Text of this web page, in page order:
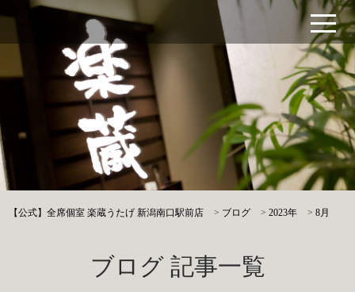
【公式】全席個室 楽蔵うたげ 新潟南口駅前店 > ブログ >2023年 >8月
ブログ 記事一覧